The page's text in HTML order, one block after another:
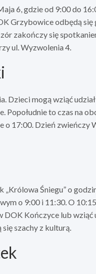
6, gdzie od 9:00 do
Grzybowice odbędą
zakończy się
ul. Wyzwolenia 4.
Dzieci mogą wziąć
Popołudnie to czas na
o 17:00. Dzień zwieńczy
Śniegu” o
o 9:00 i 11:30. O
DOK Kończyce lub wziąć
szachy z kulturą.